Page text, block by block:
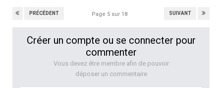
PRÉCÉDENT SUIVANT
Page 5 sur 18
Créer un compte ou se connecter pour
commenter
Vous devez être membre afin de pouvoir
déposer un commentaire